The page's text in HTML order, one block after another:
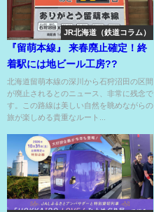
JR北海道（鉄道コラム）
『留萌本線』 来春廃止確定！終
着駅には地ビール工房??
北海道留萌本線の深川から石狩沼田の区間
が廃止されるとのニュース、非常に残念で
す。この路線は美しい自然を眺めながらの
旅が楽しめる貴重なルート...